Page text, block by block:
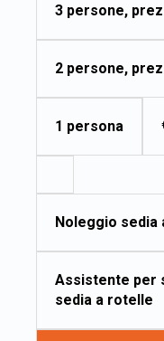
3 persone,
2 persone,
1 persona
Noleggio sedia
Assistente per
sedia a rotelle